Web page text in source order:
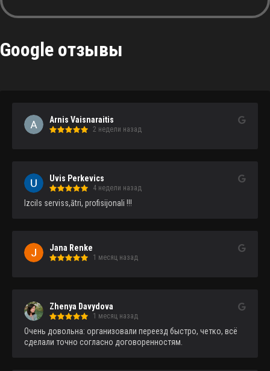
Google отзывы
Arnis Vaisnaraitis
2 недели назад
Uvis Perkevics
4 недели назад
Izcils serviss,ātri, profisijonali !!!
Jana Renke
1 месяц назад
Zhenya Davydova
1 месяц назад
Очень довольна: организовали переезд быстро, четко, всё
сделали точно согласно договоренностям.